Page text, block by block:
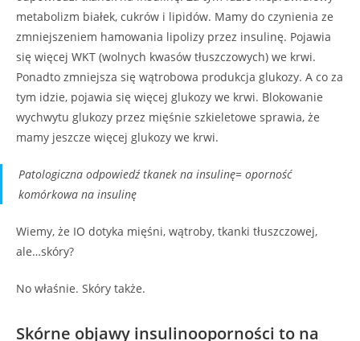
metabolizm białek, cukrów i lipidów. Mamy do czynienia ze
zmniejszeniem hamowania lipolizy przez insulinę. Pojawia
się więcej WKT (wolnych kwasów tłuszczowych) we krwi.
Ponadto zmniejsza się wątrobowa produkcja glukozy. A co za
tym idzie, pojawia się więcej glukozy we krwi. Blokowanie
wychwytu glukozy przez mięśnie szkieletowe sprawia, że
mamy jeszcze więcej glukozy we krwi.
Patologiczna odpowiedź tkanek na insulinę= oporność
komórkowa na insulinę
Wiemy, że IO dotyka mięśni, wątroby, tkanki tłuszczowej,
ale…skóry?
No właśnie. Skóry także.
Skórne objawy insulinooporności to na